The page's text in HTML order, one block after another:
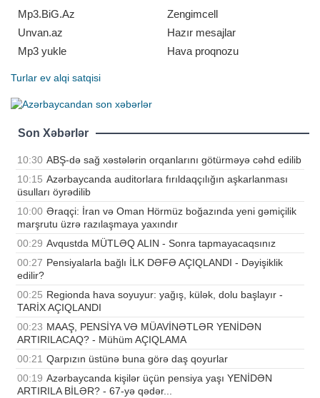
Mp3.BiG.Az
Zengimcell
Unvan.az
Hazır mesajlar
Mp3 yukle
Hava proqnozu
Turlar ev alqi satqisi
Son Xəbərlər
10:30 ABŞ-də sağ xəstələrin orqanlarını götürməyə cəhd edilib
10:15 Azərbaycanda auditorlara fırıldaqçılığın aşkarlanması
üsulları öyrədilib
10:00 Əraqçi: İran və Oman Hörmüz boğazında yeni gəmiçilik
marşrutu üzrə razılaşmaya yaxındır
00:29 Avqustda MÜTLƏQ ALIN - Sonra tapmayacaqsınız
00:27 Pensiyalarla bağlı İLK DƏFƏ AÇIQLANDI - Dəyişiklik
edilir?
00:25 Regionda hava soyuyur: yağış, külək, dolu başlayır -
TARİX AÇIQLANDI
00:23 MAAŞ, PENSİYA VƏ MÜAVİNƏTLƏR YENİDƏN
ARTIRILACAQ? - Mühüm AÇIQLAMA
00:21 Qarpızın üstünə buna görə daş qoyurlar
00:19 Azərbaycanda kişilər üçün pensiya yaşı YENİDƏN
ARTIRILA BİLƏR? - 67-yə qədər...